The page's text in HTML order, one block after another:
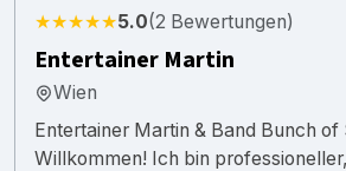
★★★★★5.0(2 Bewertungen)
Entertainer Martin
Wien
Entertainer Martin & Band Bunch of
Willkommen! Ich bin